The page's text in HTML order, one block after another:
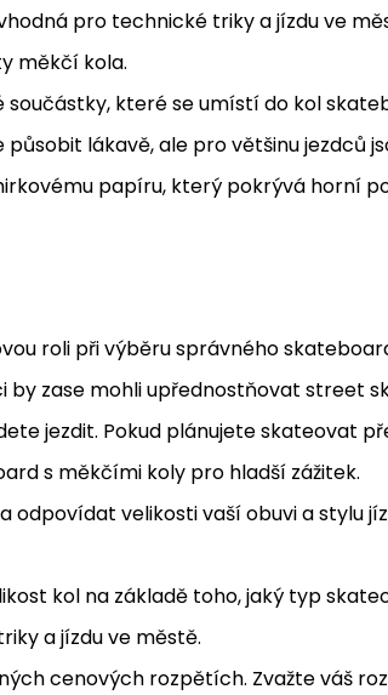
pro technické triky a jízdu ve
měkčí kola.
součástky, které se umístí do kol
lákavě, ale pro většinu jezdců
papíru, který pokrývá horní
roli při výběru správného
by zase mohli upřednostňovat street
jezdit. Pokud plánujete skateovat
s měkčími koly pro hladší zážitek.
odpovídat velikosti vaší obuvi a stylu
kol na základě toho, jaký typ
a jízdu ve městě.
cenových rozpětích. Zvažte váš